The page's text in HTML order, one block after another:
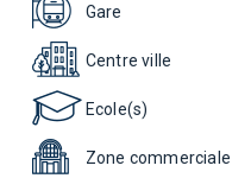
Gare
Centre ville
Ecole(s)
Zone commerciale